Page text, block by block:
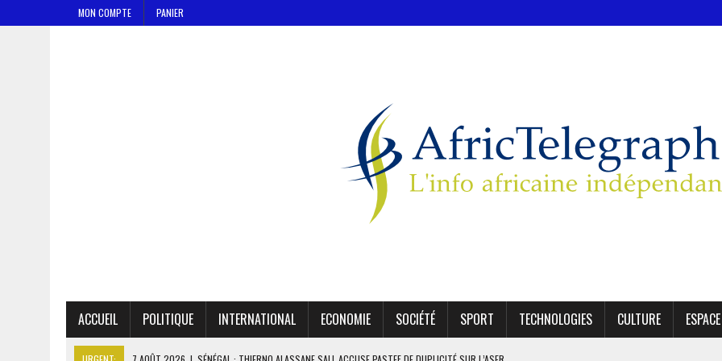
MON COMPTE PANIER
ACCUEIL POLITIQUE INTERNATIONAL ECONOMIE SOCIÉTÉ SPORT TECHNOLOGIES CULTURE